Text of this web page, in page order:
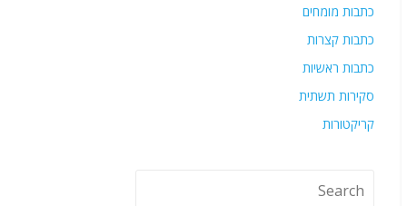
כתבות מומחים
כתבות קצרות
כתבות ראשיות
סקירות תשתית
קריקטורות